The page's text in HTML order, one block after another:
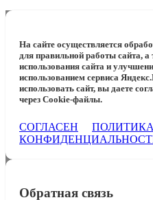
На сайте осуществляется
для правильной работы сайта, а
использования сайта и
использованием сервиса
использовать сайт, вы даете
через Cookie-файлы.
СОГЛАСЕН
ПОЛИТИКА
Обратная связь